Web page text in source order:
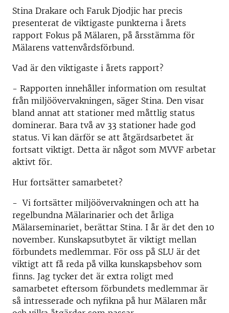
Stina Drakare och Faruk Djodjic har precis
presenterat de viktigaste punkterna i årets
rapport Fokus på Mälaren, på årsstämma för
Mälarens vattenvårdsförbund.
Vad är den viktigaste i årets rapport?
- Rapporten innehåller information om resultat
från miljöövervakningen, säger Stina. Den visar
bland annat att stationer med måttlig status
dominerar. Bara två av 33 stationer hade god
status. Vi kan därför se att åtgärdsarbetet är
fortsatt viktigt. Detta är något som MVVF arbetar
aktivt för.
Hur fortsätter samarbetet?
- Vi fortsätter miljöövervakningen och att ha
regelbundna Mälarinarier och det årliga
Mälarseminariet, berättar Stina. I år är det den 10
november. Kunskapsutbytet är viktigt mellan
förbundets medlemmar. För oss på SLU är det
viktigt att få reda på vilka kunskapsbehov som
finns. Jag tycker det är extra roligt med
samarbetet eftersom förbundets medlemmar är
så intresserade och nyfikna på hur Mälaren mår